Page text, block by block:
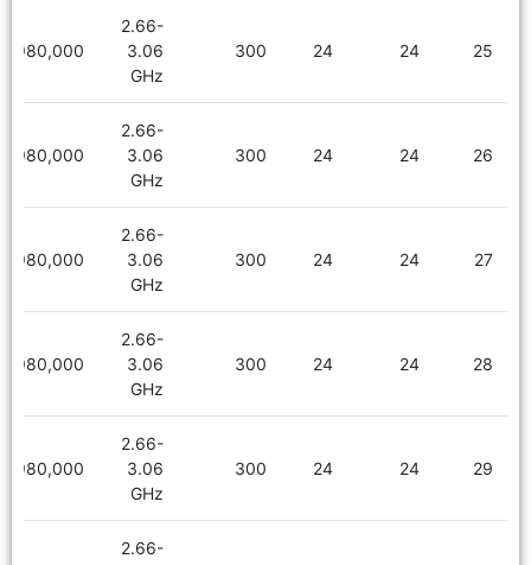
25
24
24
300
2.66-
3.06
GHz
1,980,000
26
24
24
300
2.66-
3.06
GHz
1,980,000
27
24
24
300
2.66-
3.06
GHz
1,980,000
28
24
24
300
2.66-
3.06
GHz
1,980,000
29
24
24
300
2.66-
3.06
GHz
1,980,000
2.66-